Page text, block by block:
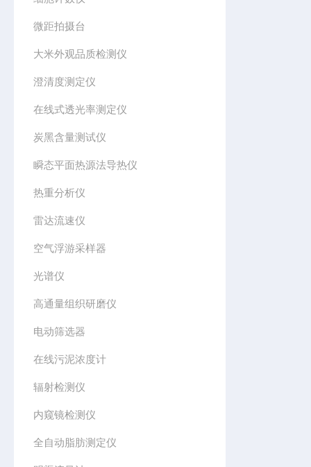
微距拍摄台
大米外观品质检测仪
澄清度测定仪
在线式透光率测定仪
炭黑含量测试仪
瞬态平面热源法导热仪
热重分析仪
雷达流速仪
空气浮游采样器
光谱仪
高通量组织研磨仪
电动筛选器
在线污泥浓度计
辐射检测仪
内窥镜检测仪
全自动脂肪测定仪